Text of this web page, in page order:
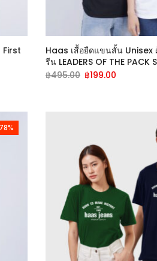
First
Haas เสื้อยืดแขนสั้น Unisex
รีน LEADERS OF THE PACK
฿495.00 ฿199.00